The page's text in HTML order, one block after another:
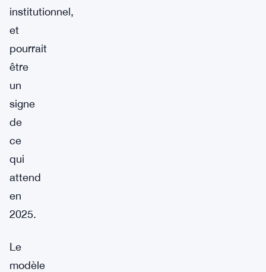
institutionnel,
et
pourrait
être
un
signe
de
ce
qui
attend
en
2025.
Le
modèle